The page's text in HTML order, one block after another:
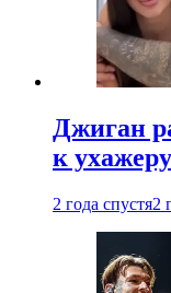
Джиган
к
2 года спустя2